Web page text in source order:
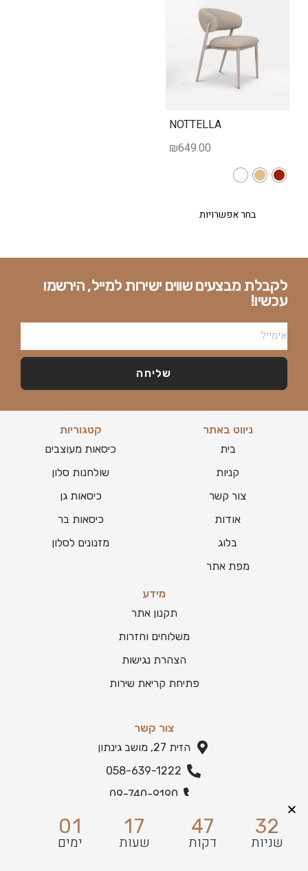
NOTTELLA
₪649.00
בחר אפשרויות
לקבלת מבצעים שווים ישירות למייל, הירשמו
עכשיו!
שליחה
ניווט באתר
בית
קניות
צור קשר
אודות
בלוג
מפת אתר
קטגוריות
כיסאות מעוצבים
שולחנות סלון
כיסאות גן
כיסאות בר
מזנונים לסלון
מידע
תקנון אתר
משלוחים וחזרות
הצהרת נגישות
פתיחת קריאת שירות
צור קשר
הזית 27, מושב גינתון
058-639-1222
09-740-9190
הצהרת נגישות
01
ימים
17
שעות
47
דקות
32
שניות